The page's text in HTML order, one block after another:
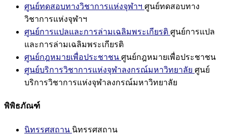
ศูนย์ทดสอบทางวิชาการแห่งจุฬาฯ ศูนย์ทดสอบทาง
วิชาการแห่งจุฬาฯ
ศูนย์การแปลและการล่ามเฉลิมพระเกียรติ ศูนย์การแปล
และการล่ามเฉลิมพระเกียรติ
ศูนย์กฎหมายเพื่อประชาชน ศูนย์กฎหมายเพื่อประชาชน
ศูนย์บริการวิชาการแห่งจุฬาลงกรณ์มหาวิทยาลัย ศูนย์
บริการวิชาการแห่งจุฬาลงกรณ์มหาวิทยาลัย
พิพิธภัณฑ์
นิทรรศสถาน นิทรรศสถาน